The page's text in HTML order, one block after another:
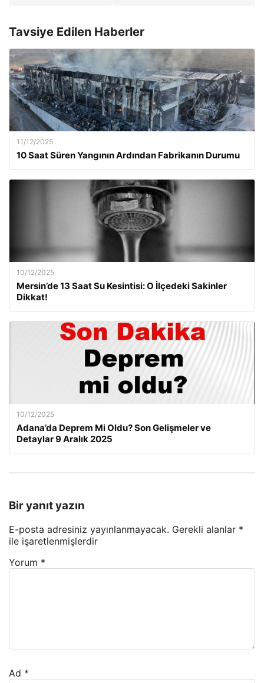
Tavsiye Edilen Haberler
11/12/2025
10 Saat Süren Yangının Ardından Fabrikanın Durumu
10/12/2025
Mersin’de 13 Saat Su Kesintisi: O İlçedeki Sakinler
Dikkat!
10/12/2025
Adana’da Deprem Mi Oldu? Son Gelişmeler ve
Detaylar 9 Aralık 2025
Bir yanıt yazın
E-posta adresiniz yayınlanmayacak. Gerekli alanlar *
ile işaretlenmişlerdir
Yorum *
Ad *